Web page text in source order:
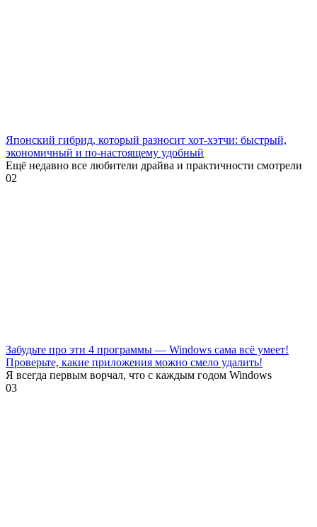
Японский гибрид, который разносит хот-хэтчи: быстрый,
экономичный и по-настоящему удобный
Ещё недавно все любители драйва и практичности смотрели
02
Забудьте про эти 4 программы — Windows сама всё умеет!
Проверьте, какие приложения можно смело удалить!
Я всегда первым ворчал, что с каждым годом Windows
03